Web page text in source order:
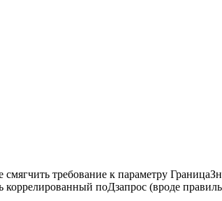
требование к параметру
поДзапрос (вроде